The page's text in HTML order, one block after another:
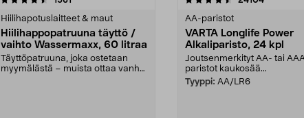
Hiilihapotuslaitteet & maut
Hiilihappopatruuna täyttö /
vaihto Wassermaxx, 60 litraa
Täyttöpatruuna, joka ostetaan
myymälästä – muista ottaa vanha
AA-paristot
VARTA Longlife Power
Alkaliparisto, 24 kpl
Joutsenmerkityt AA- tai
paristot kaukosää...
Tyyppi: AA/LR6